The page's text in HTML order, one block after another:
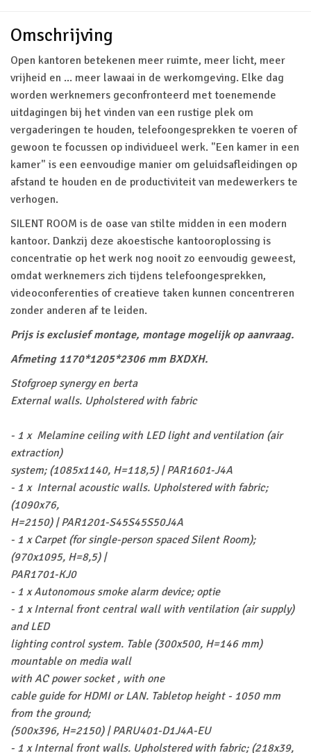
Omschrijving
Open kantoren betekenen meer ruimte, meer licht, meer
vrijheid en ... meer lawaai in de werkomgeving. Elke dag
worden werknemers geconfronteerd met toenemende
uitdagingen bij het vinden van een rustige plek om
vergaderingen te houden, telefoongesprekken te voeren of
gewoon te focussen op individueel werk. "Een kamer in een
kamer" is een eenvoudige manier om geluidsafleidingen op
afstand te houden en de productiviteit van medewerkers te
verhogen.
SILENT ROOM is de oase van stilte midden in een modern
kantoor. Dankzij deze akoestische kantooroplossing is
concentratie op het werk nog nooit zo eenvoudig geweest,
omdat werknemers zich tijdens telefoongesprekken,
videoconferenties of creatieve taken kunnen concentreren
zonder anderen af ​​te leiden.
Prijs is exclusief montage, montage mogelijk op aanvraag.
Afmeting 1170*1205*2306 mm BXDXH.
Stofgroep synergy en berta
External walls. Upholstered with fabric
- 1 x Melamine ceiling with LED light and ventilation (air
extraction)
system; (1085x1140, H=118,5) | PAR1601-J4A
- 1 x Internal acoustic walls. Upholstered with fabric;
(1090x76,
H=2150) | PAR1201-S45S45S50J4A
- 1 x Carpet (for single-person spaced Silent Room);
(970x1095, H=8,5) |
PAR1701-KJ0
- 1 x Autonomous smoke alarm device; optie
- 1 x Internal front central wall with ventilation (air supply)
and LED
lighting control system. Table (300x500, H=146 mm)
mountable on media wall
with AC power socket , with one
cable guide for HDMI or LAN. Tabletop height - 1050 mm
from the ground;
(500x396, H=2150) | PARU401-D1J4A-EU
- 1 x Internal front walls. Upholstered with fabric; (218x39,